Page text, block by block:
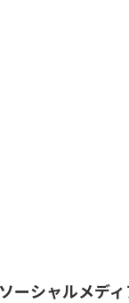
ソーシャルメデ